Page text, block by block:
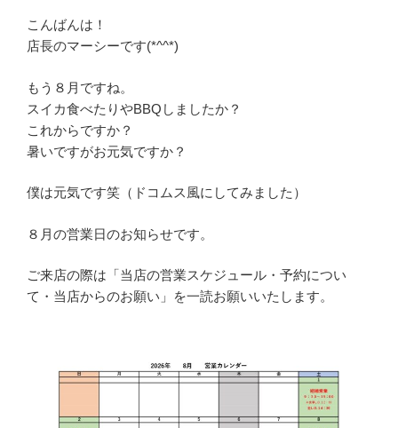
こんばんは！
店長のマーシーです(*^^*)
もう８月ですね。
スイカ食べたりやBBQしましたか？
これからですか？
暑いですがお元気ですか？
僕は元気です笑（ドコムス風にしてみました）
８月の営業日のお知らせです。
ご来店の際は「当店の営業スケジュール・予約につい
て・当店からのお願い」を一読お願いいたします。